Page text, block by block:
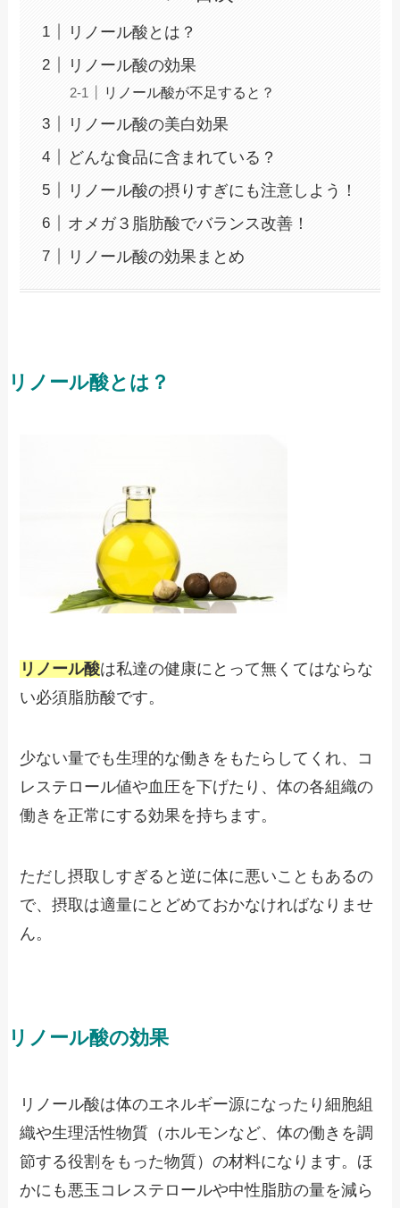
リノール酸とは？
リノール酸の効果
リノール酸が不足すると？
リノール酸の美白効果
どんな食品に含まれている？
リノール酸の摂りすぎにも注意しよう！
オメガ３脂肪酸でバランス改善！
リノール酸の効果まとめ
リノール酸とは？
リノール酸は私達の健康にとって無くてはならな
い必須脂肪酸です。
少ない量でも生理的な働きをもたらしてくれ、コ
レステロール値や血圧を下げたり、体の各組織の
働きを正常にする効果を持ちます。
ただし摂取しすぎると逆に体に悪いこともあるの
で、摂取は適量にとどめておかなければなりませ
ん。
リノール酸の効果
リノール酸は体のエネルギー源になったり細胞組
織や生理活性物質（ホルモンなど、体の働きを調
節する役割をもった物質）の材料になります。ほ
かにも悪玉コレステロールや中性脂肪の量を減ら